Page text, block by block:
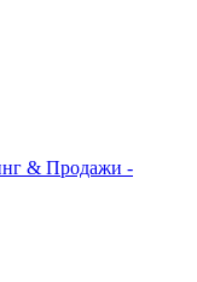
& Продажи -